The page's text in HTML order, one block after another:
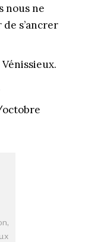
nous ne
s’ancrer